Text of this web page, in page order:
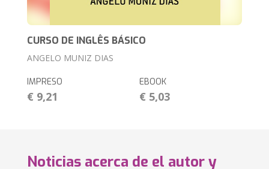
CURSO DE INGLÊS BÁSICO
ANGELO MUNIZ DIAS
IMPRESO
€ 9,21
EBOOK
€ 5,03
Noticias acerca de el autor y